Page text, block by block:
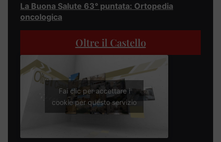
La Buona Salute 63° puntata: Ortopedia
oncologica
Oltre il Castello
Fai clic per accettare i
cookie per questo servizio